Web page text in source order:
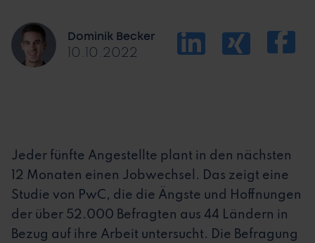
Dominik Becker
10.10.2022
Jeder fünfte Angestellte plant in den nächsten
12 Monaten einen Jobwechsel. Das zeigt eine
Studie von PwC, die die Ängste und Hoffnungen
der über 52.000 Befragten aus 44 Ländern in
Bezug auf ihre Arbeit untersucht. Die Befragung